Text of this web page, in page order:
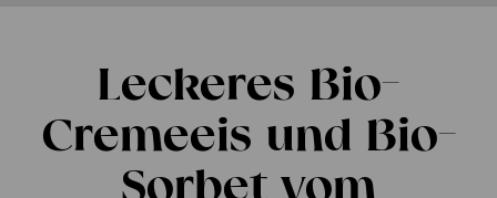
Leckeres Bio-
Cremeeis und Bio-
Sorbet vom